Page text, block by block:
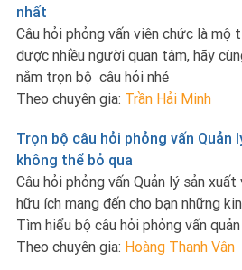
nhất
Câu hỏi phỏng vấn viên chức là
được nhiều người quan tâm, hãy
nắm trọn bộ câu hỏi nhé
Theo chuyên gia: Trần Hải Minh
Trọn bộ câu hỏi phỏng vấn Quản
không thể bỏ qua
Câu hỏi phỏng vấn Quản lý sản
hữu ích mang đến cho bạn những
Tìm hiểu bộ câu hỏi phỏng vấn
Theo chuyên gia: Hoàng Thanh Vân